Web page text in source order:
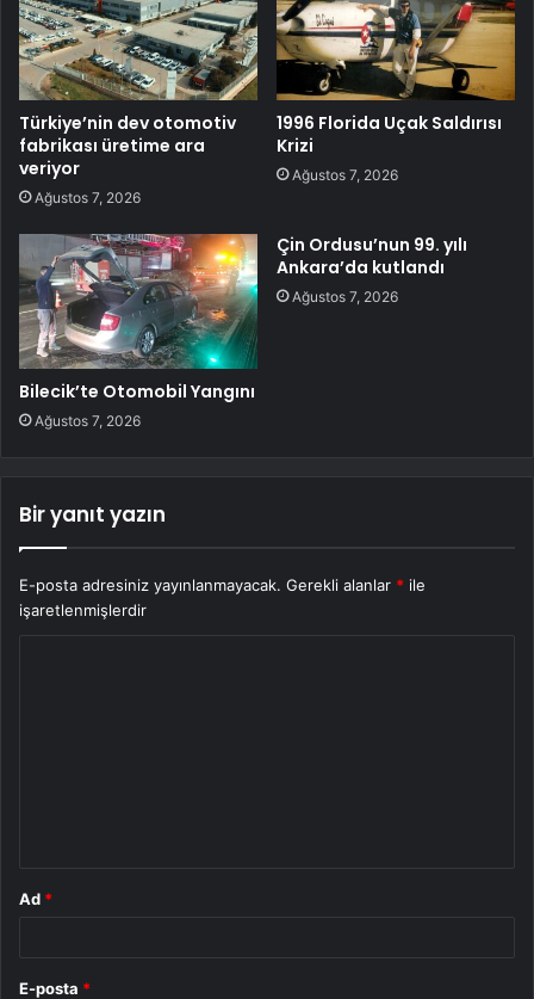
Türkiye’nin dev otomotiv
fabrikası üretime ara
veriyor
Ağustos 7, 2026
1996 Florida Uçak Saldırısı
Krizi
Ağustos 7, 2026
Bilecik’te Otomobil Yangını
Ağustos 7, 2026
Çin Ordusu’nun 99. yılı
Ankara’da kutlandı
Ağustos 7, 2026
Bir yanıt yazın
E-posta adresiniz yayınlanmayacak. Gerekli alanlar * ile
işaretlenmişlerdir
Ad *
E-posta *